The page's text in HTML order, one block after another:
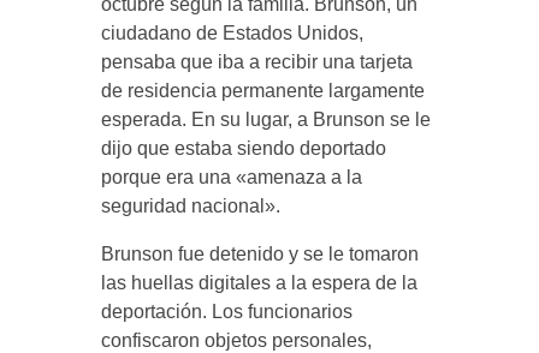
octubre según la familia. Brunson, un
ciudadano de Estados Unidos,
pensaba que iba a recibir una tarjeta
de residencia permanente largamente
esperada. En su lugar, a Brunson se le
dijo que estaba siendo deportado
porque era una «amenaza a la
seguridad nacional».
Brunson fue detenido y se le tomaron
las huellas digitales a la espera de la
deportación. Los funcionarios
confiscaron objetos personales,